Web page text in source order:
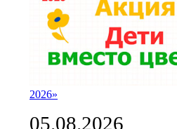
2026»
05.08.2026